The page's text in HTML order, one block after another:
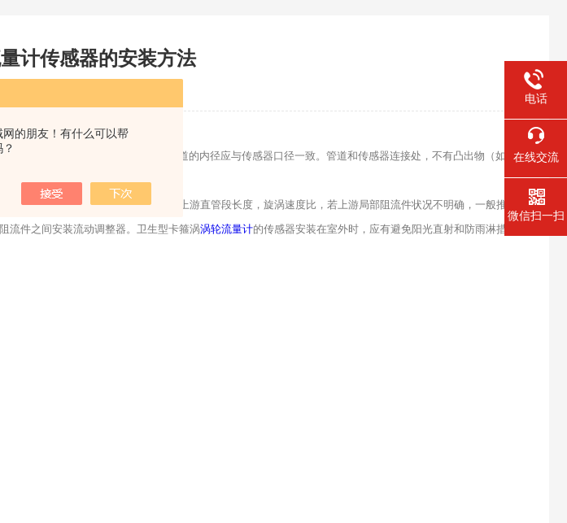
网的朋友！有什么可以帮
计传感器的安装方法
03-07 | 点击率：3541
境要求。与传感器相连接的前后管道的内径应与传感器口径一致。管道和传感器连接处，不有凸出物（如凸出
致。
器上游局部阻流件的类型。K值与上游直管段长度，旋涡速度比，若上游局部阻流件状况不明确，一般推荐上
流件之间安装流动调整器。卫生型卡箍涡涡轮流量计的传感器安装在室外时，应有避免阳光直射和防雨淋措施。
电话
在线交流
微信扫一扫